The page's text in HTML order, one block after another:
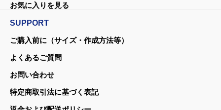
お気に入りを見る
SUPPORT
ご購入前に（サイズ・作成方法等）
よくあるご質問
お問い合わせ
特定商取引法に基づく表記